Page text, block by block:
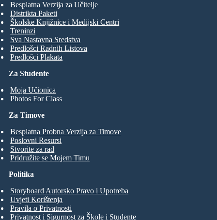
Za Studente
Moja Učionica
Photos For Class
Besplatna Verzija za Učitelje
Distrikta Paketi
Školske Knjižnice i Medijski Centri
Treninzi
Sva Nastavna Sredstva
Predlošci Radnih Listova
Predlošci Plakata
Za Timove
Besplatna Probna Verzija za Timove
Poslovni Resursi
Stvorite za rad
Pridružite se Mojem Timu
Politika
Storyboard Autorsko Pravo i Upotreba
Uvjeti Korištenja
Pravila o Privatnosti
Privatnost i Sigurnost za Škole i Studente